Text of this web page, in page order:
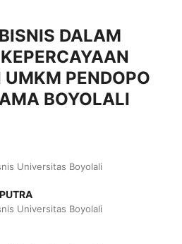
DALAM
UMKM PENDOPO
BOYOLALI
Universitas Boyolali
Universitas Boyolali